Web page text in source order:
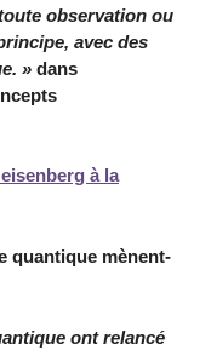
observation ou
avec des
» dans
à la
quantique mènent-
ont relancé